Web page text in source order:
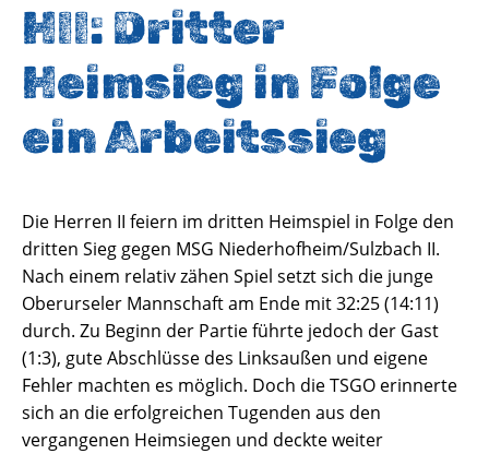
HII: Dritter
Heimsieg in Folge
ein Arbeitssieg
Die Herren II feiern im dritten Heimspiel in Folge den
dritten Sieg gegen MSG Niederhofheim/Sulzbach II.
Nach einem relativ zähen Spiel setzt sich die junge
Oberurseler Mannschaft am Ende mit 32:25 (14:11)
durch. Zu Beginn der Partie führte jedoch der Gast
(1:3), gute Abschlüsse des Linksaußen und eigene
Fehler machten es möglich. Doch die TSGO erinnerte
sich an die erfolgreichen Tugenden aus den
vergangenen Heimsiegen und deckte weiter